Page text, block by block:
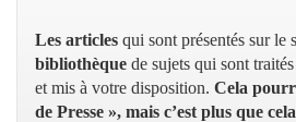
Les articles qui sont présentés sur le
bibliothèque de sujets qui sont
et mis à votre disposition. Cela
de Presse », mais c’est plus que cela